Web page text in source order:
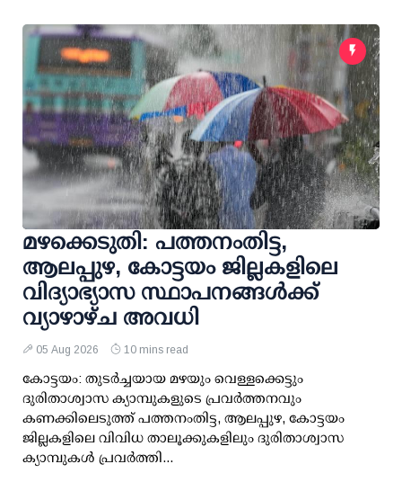
മഴക്കെടുതി: പത്തനംതിട്ട,
ആലപ്പുഴ, കോട്ടയം ജില്ലകളിലെ
വിദ്യാഭ്യാസ സ്ഥാപനങ്ങള്‍ക്ക്
വ്യാഴാഴ്ച അവധി
05 Aug 2026 10 mins read
കോട്ടയം: തുടര്‍ച്ചയായ മഴയും വെള്ളക്കെട്ടും
ദുരിതാശ്വാസ ക്യാമ്പുകളുടെ പ്രവര്‍ത്തനവും
കണക്കിലെടുത്ത് പത്തനംതിട്ട, ആലപ്പുഴ, കോട്ടയം
ജില്ലകളിലെ വിവിധ താലൂക്കുകളിലും ദുരിതാശ്വാസ
ക്യാമ്പുകള്‍ പ്രവര്‍ത്തി...